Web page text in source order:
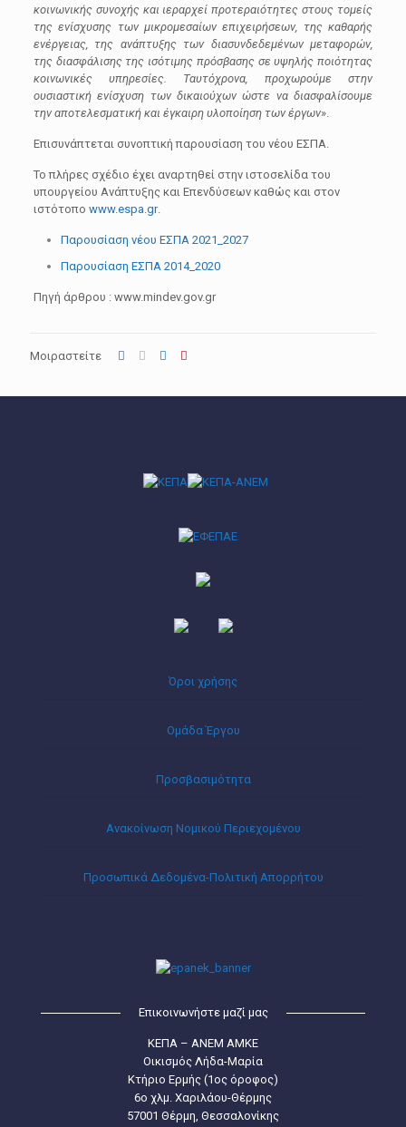
κοινωνικής συνοχής και ιεραρχεί προτεραιότητες στους τομείς
της ενίσχυσης των μικρομεσαίων επιχειρήσεων, της καθαρής
ενέργειας, της ανάπτυξης των διασυνδεδεμένων μεταφορών,
της διασφάλισης της ισότιμης πρόσβασης σε υψηλής ποιότητας
κοινωνικές υπηρεσίες. Ταυτόχρονα, προχωρούμε στην
ουσιαστική ενίσχυση των δικαιούχων ώστε να διασφαλίσουμε
την αποτελεσματική και έγκαιρη υλοποίηση των έργων».
Επισυνάπτεται συνοπτική παρουσίαση του νέου ΕΣΠΑ.
Το πλήρες σχέδιο έχει αναρτηθεί στην ιστοσελίδα του
υπουργείου Ανάπτυξης και Επενδύσεων καθώς και στον
ιστότοπο www.espa.gr.
Παρουσίαση νέου ΕΣΠΑ 2021_2027
Παρουσίαση ΕΣΠΑ 2014_2020
Πηγή άρθρου : www.mindev.gov.gr
Μοιραστείτε
Όροι χρήσης
Ομάδα Έργου
Προσβασιμότητα
Ανακοίνωση Νομικού Περιεχομένου
Προσωπικά Δεδομένα-Πολιτική Απορρήτου
Επικοινωνήστε μαζί μας
ΚΕΠΑ – ΑΝΕΜ ΑΜΚΕ
Οικισμός Λήδα-Μαρία
Κτήριο Ερμής (1ος όροφος)
6ο χλμ. Χαριλάου-Θέρμης
57001 Θέρμη, Θεσσαλονίκης